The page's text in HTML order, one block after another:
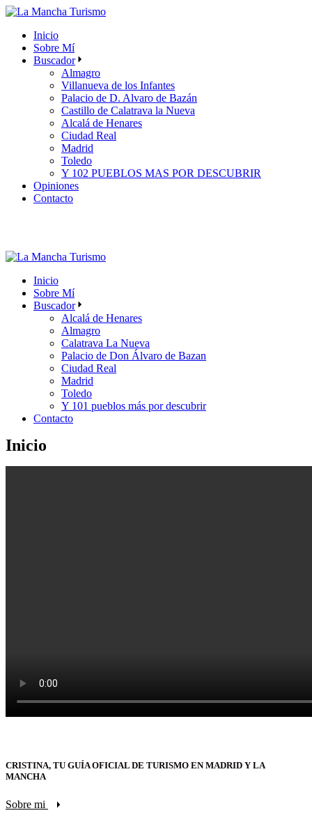
Skip
content
Inicio
Sobre Mí
Buscador
Almagro
Villanueva de los Infantes
Palacio de D. Alvaro de Bazán
Castillo de Calatrava la Nueva
Alcalá de Henares
Ciudad Real
Madrid
Toledo
Y 102 PUEBLOS MAS POR DESCUBRIR
Opiniones
Contacto
Inicio
Sobre Mí
Buscador
Alcalá de Henares
Almagro
Calatrava La Nueva
Palacio de Don Álvaro de Bazan
Ciudad Real
Madrid
Toledo
Y 101 pueblos más por descubrir
Contacto
Inicio
CRISTINA, TU GUÍA OFICIAL DE TURISMO EN MADRID Y LA
MANCHA
Sobre mi